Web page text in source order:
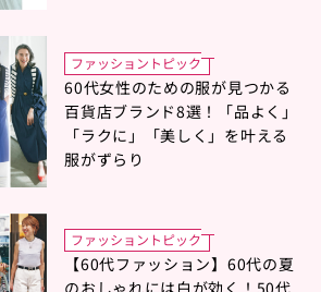
ファッショントピック
60代女性のための服が見つかる
百貨店ブランド8選！「品よく」
「ラクに」「美しく」を叶える
服がずらり
ファッショントピック
【60代ファッション】60代の夏